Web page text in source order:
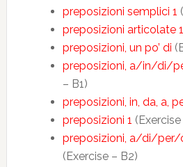
preposizioni semplici 1
preposizioni articolate 1
preposizioni, un po’ di
preposizioni, a/in/di/
– B1)
preposizioni, in, da, a,
preposizioni 1
preposizioni, a/di/
(Exercise – B2)